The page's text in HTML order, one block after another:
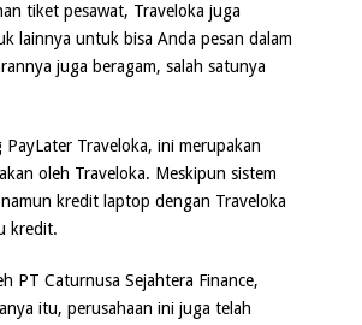
tiket pesawat, Traveloka juga
lainnya untuk bisa Anda pesan dalam
juga beragam, salah satunya
Traveloka, ini merupakan
oleh Traveloka. Meskipun sistem
kredit laptop dengan Traveloka
kredit.
PT Caturnusa Sejahtera Finance,
itu, perusahaan ini juga telah